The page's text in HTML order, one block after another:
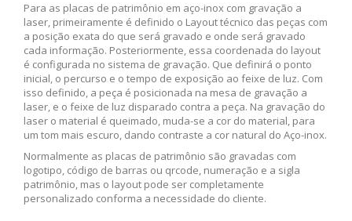
Para as placas de patrimônio em aço-inox com gravação a
laser, primeiramente é definido o Layout técnico das peças com
a posição exata do que será gravado e onde será gravado
cada informação. Posteriormente, essa coordenada do layout
é configurada no sistema de gravação. Que definirá o ponto
inicial, o percurso e o tempo de exposição ao feixe de luz. Com
isso definido, a peça é posicionada na mesa de gravação a
laser, e o feixe de luz disparado contra a peça. Na gravação do
laser o material é queimado, muda-se a cor do material, para
um tom mais escuro, dando contraste a cor natural do Aço-inox.
Normalmente as placas de patrimônio são gravadas com
logotipo, código de barras ou qrcode, numeração e a sigla
patrimônio, mas o layout pode ser completamente
personalizado conforma a necessidade do cliente.